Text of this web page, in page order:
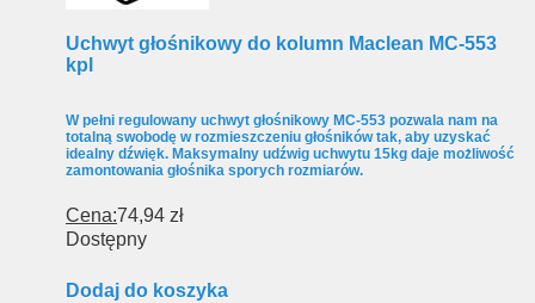
Uchwyt głośnikowy do kolumn Maclean MC-553
kpl
W pełni regulowany uchwyt głośnikowy MC-553 pozwala nam na
totalną swobodę w rozmieszczeniu głośników tak, aby uzyskać
idealny dźwięk. Maksymalny udźwig uchwytu 15kg daje możliwość
zamontowania głośnika sporych rozmiarów.
Cena:74,94 zł
Dostępny
Dodaj do koszyka